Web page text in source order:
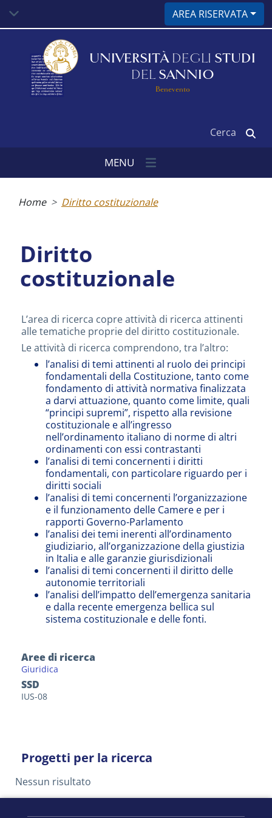
contenuto
AREA RISERVATA
UNIVERSITÀ DEGLI STUDI
DEL SANNIO
Benevento
MENU
Home Diritto costituzionale
Diritto
costituzionale
L’area di ricerca copre attività di ricerca attinenti
alle tematiche proprie del diritto costituzionale.
Le attività di ricerca comprendono, tra l’altro:
l’analisi di temi attinenti al ruolo dei principi
fondamentali della Costituzione, tanto come
fondamento di attività normativa finalizzata
a darvi attuazione, quanto come limite, quali
“principi supremi”, rispetto alla revisione
costituzionale e all’ingresso
nell’ordinamento italiano di norme di altri
ordinamenti con essi contrastanti
l’analisi di temi concernenti i diritti
fondamentali, con particolare riguardo per i
diritti sociali
l’analisi di temi concernenti l’organizzazione
e il funzionamento delle Camere e per i
rapporti Governo-Parlamento
l’analisi dei temi inerenti all’ordinamento
giudiziario, all’organizzazione della giustizia
in Italia e alle garanzie giurisdizionali
l’analisi di temi concernenti il diritto delle
autonomie territoriali
l’analisi dell’impatto dell’emergenza sanitaria
e dalla recente emergenza bellica sul
sistema costituzionale e delle fonti.
Aree di ricerca
Giuridica
SSD
IUS-08
Progetti per la ricerca
Nessun risultato